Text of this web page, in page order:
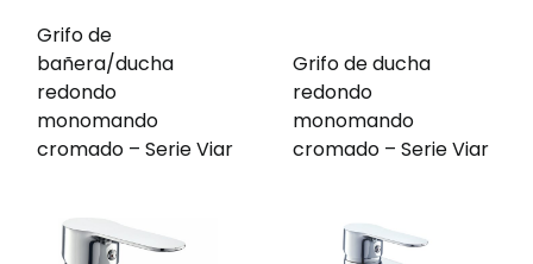
Grifo de
bañera/ducha
redondo
monomando
cromado – Serie Viar
Grifo de ducha
redondo
monomando
cromado – Serie Viar